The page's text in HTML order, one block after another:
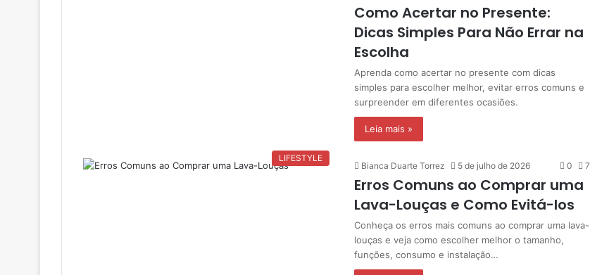
Como Acertar no Presente:
Dicas Simples Para Não Errar na
Escolha
Aprenda como acertar no presente com dicas
simples para escolher melhor, evitar erros comuns e
surpreender em diferentes ocasiões.
Leia mais »
LIFESTYLE
Bianca Duarte Torrez 5 de julho de 2026 0 7
Erros Comuns ao Comprar uma
Lava-Louças e Como Evitá-los
Conheça os erros mais comuns ao comprar uma lava-
louças e veja como escolher melhor o tamanho,
funções, consumo e instalação…